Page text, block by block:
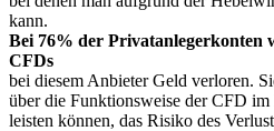
kann.
Bei 76% der Privatanlegerkonten
CFDs
bei diesem Anbieter Geld verloren.
über die Funktionsweise der CFD
leisten können, das Risiko des